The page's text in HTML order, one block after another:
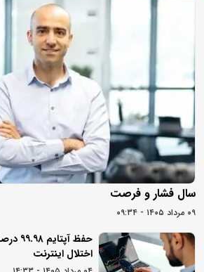
سال فشار و فرصت
۰۹ مرداد ۱۴۰۵ - ۰۹:۳۴
اختلال اینترنت